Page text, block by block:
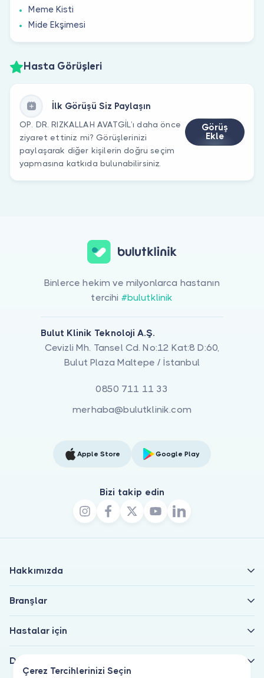
Meme Kisti
Mide Ekşimesi
Hasta Görüşleri
İlk Görüşü Siz Paylaşın
OP. DR. RIZKALLAH AVATGİL’ı daha önce
ziyaret ettiniz mi? Görüşlerinizi
paylaşarak diğer kişilerin doğru seçim
yapmasına katkıda bulunabilirsiniz.
Görüş
Ekle
Çerez Tercihlerinizi Seçin
Binlerce hekim ve milyonlarca hastanın
tercihi #bulutklinik
Bulut Klinik Teknoloji A.Ş.
Cevizli Mh. Tansel Cd. No:12 Kat:8 D:60,
Bulut Plaza Maltepe / İstanbul
0850 711 11 33
merhaba@bulutklinik.com
Apple Store Google Play
Bizi takip edin
Hakkımızda
Branşlar
Hastalar için
Doktorlar için